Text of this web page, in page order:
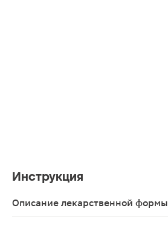
Инструкция
Описание лекарственной формы